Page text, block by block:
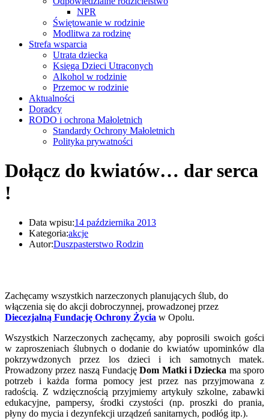
NPR
Świętowanie w rodzinie
Modlitwa za rodzinę
Strefa wsparcia
Utrata dziecka
Księga Dzieci Utraconych
Alkohol w rodzinie
Przemoc w rodzinie
Aktualności
Doradcy
RODO i ochrona Małoletnich
Standardy Ochrony Małoletnich
Polityka prywatności
Dołącz do kwiatów… dar serca
!
Data wpisu:14 października 2013
Kategoria:akcje
Autor:Duszpasterstwo Rodzin
Zachęcamy wszystkich narzeczonych planujących ślub, do
włączenia się do akcji dobroczynnej, prowadzonej przez
Diecezjalną Fundację Ochrony Życia w Opolu.
Wszystkich Narzeczonych zachęcamy, aby poprosili swoich gości
w zaproszeniach ślubnych o dodanie do kwiatów upominków dla
pokrzywdzonych przez los dzieci i ich samotnych matek.
Prowadzony przez naszą FundacjęDom Matki i Dziecka ma sporo
potrzeb i każda forma pomocy jest przez nas przyjmowana z
radością. Z wdzięcznością przyjmiemy artykuły szkolne, zabawki
edukacyjne, pampersy, środki czystości (np. proszki do prania,
płyny do mycia i dezynfekcji urządzeń sanitarnych, podłóg itp.).